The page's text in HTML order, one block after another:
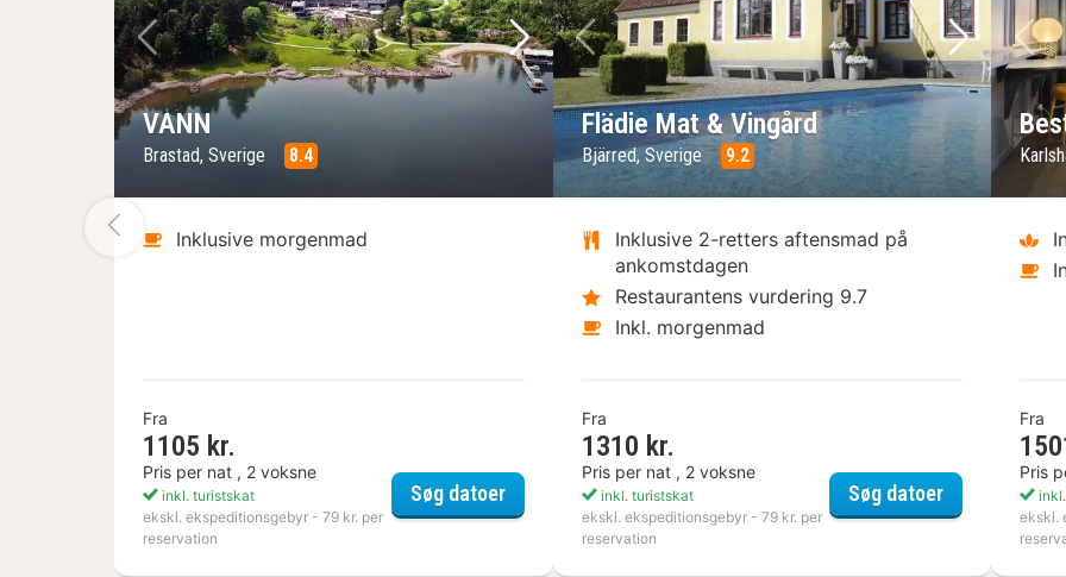
Forrige billede
Næste billede
VANN
Brastad, Sverige 8.4
Inklusive morgenmad
Fra
1105 kr.
Pris per nat , 2 voksne
inkl. turistskat
ekskl. ekspeditionsgebyr - 79 kr. per
reservation
Søg datoerVANN
Forrige billede
Næste
Flädie Mat & Vingård
Bjärred, Sverige 9.2
Inklusive 2-retters aftensmad på
ankomstdagen
Restaurantens vurdering 9.7
Inkl. morgenmad
Fra
1310 kr.
Pris per nat , 2 voksne
inkl. turistskat
ekskl. ekspeditionsgebyr - 79 kr. per
reservation
Søg datoerFlädie Mat &
Fra
Pris
ekskl.
Forrige billede